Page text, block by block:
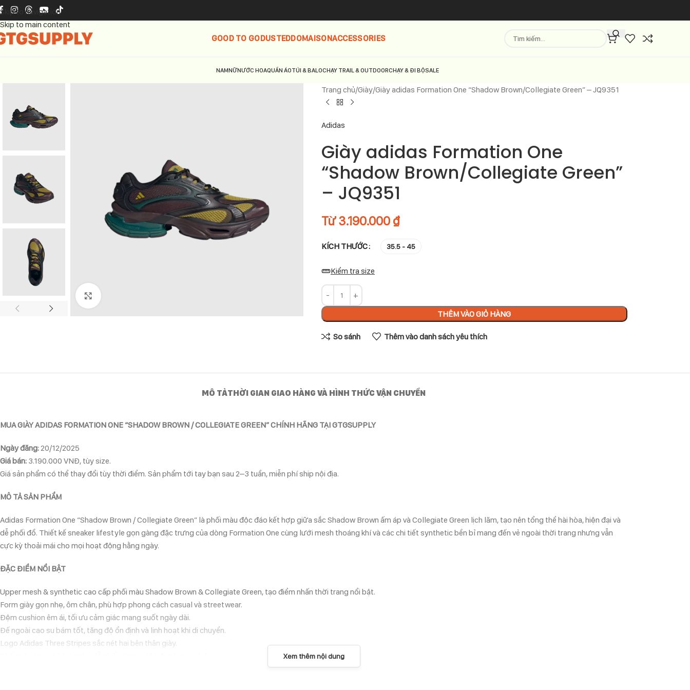
Skip to navigation
Skip to main content
GOOD TO GODUSTEDDOMAISONACCESSORIES
NAMNỮNƯỚC HOAQUẦN ÁOTÚI & BALOCHẠY TRAIL & OUTDOORCHẠY & ĐI BỘSALE
Trang chủ Giày Giày adidas Formation One “Shadow Brown/Collegiate Green” – JQ9351
Adidas
Giày adidas Formation One
“Shadow Brown/Collegiate Green”
– JQ9351
Từ3.190.000 ₫
KÍCH THƯỚC 35.5 - 45
Kiểm tra size
THÊM VÀO GIỎ HÀNG
So sánh Thêm vào danh sách yêu thích
MÔ TẢTHỜI GIAN GIAO HÀNG VÀ HÌNH THỨC VẬN CHUYỂN
MUA GIÀY ADIDAS FORMATION ONE “SHADOW BROWN / COLLEGIATE GREEN” CHÍNH HÃNG TẠI GTGSUPPLY
Ngày đăng: 20/12/2025
Giá bán: 3.190.000 VNĐ, tùy size.
Giá sản phẩm có thể thay đổi tùy thời điểm. Sản phẩm tới tay bạn sau 2–3 tuần, miễn phí ship nội địa.
MÔ TẢ SẢN PHẨM
Adidas Formation One “Shadow Brown / Collegiate Green” là phối màu độc đáo kết hợp giữa sắc Shadow Brown ấm áp và Collegiate Green lịch lãm, tạo nên tổng thể hài hòa, hiện đại và
dễ phối đồ. Thiết kế sneaker lifestyle gọn gàng đặc trưng của dòng Formation One cùng lưới mesh thoáng khí và các chi tiết synthetic bền bỉ mang đến vẻ ngoài thời trang nhưng vẫn
cực kỳ thoải mái cho mọi hoạt động hằng ngày.
ĐẶC ĐIỂM NỔI BẬT
Upper mesh & synthetic cao cấp phối màu Shadow Brown & Collegiate Green, tạo điểm nhấn thời trang nổi bật.
Form giày gọn nhẹ, ôm chân, phù hợp phong cách casual và streetwear.
Đệm cushion êm ái, tối ưu cảm giác mang suốt ngày dài.
Đế ngoài cao su bám tốt, tăng độ ổn định và linh hoạt khi di chuyển.
Logo Adidas Three Stripes sắc nét hai bên thân giày.
LÝ DO NÊN CHỌN ADIDAS FORMATION ONE “SHADOW BROWN / COLLEGIATE GREEN”
Xem thêm nội dung